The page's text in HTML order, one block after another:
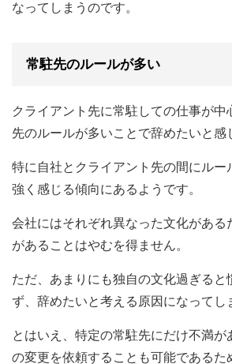
なってしまうのです。
常駐先のルールが多い
クライアント先に常駐しての仕事が中
先のルールが多いことで辞めたいと感
特に自社とクライアント先の間にルー
強く感じる傾向にあるようです。
会社にはそれぞれ異なった文化がある
があることはやむを得ません。
ただ、あまりにも独自の文化過ぎると
ず、辞めたいと考える原因になってし
とはいえ、特定の常駐先にだけ不満が
の変更を依頼することも可能であるた